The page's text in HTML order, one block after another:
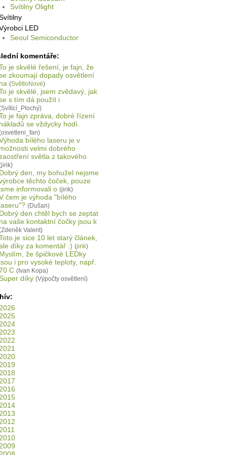
Svítilny Olight
LED
Seoul Semiconductor
komentáře:
je skvělé řešení, je fajn, že
zkoumají dopady osvětlení
(SvětloNové)
je skvělé, jsem zvědavý, jak
s tím dá použít i
je fajn zpráva, dobré řízení
se vždycky hodí.
bílého laseru je v
velmi dobrého
světla z takového
den, my bohužel nejsme
těchto čoček, pouze
informovali o (jirik)
čem je výhoda "bílého
(Dušan)
den chtěl bych se zeptat
vaše kontaktní čočky jsou k
Valent)
je sice 10 let starý článek,
díky za komentář :) (jirik)
že špičkové LEDky
i pro vysoké teploty, např.
C (Ivan Kopa)
díky (Výpočty osvětlení)